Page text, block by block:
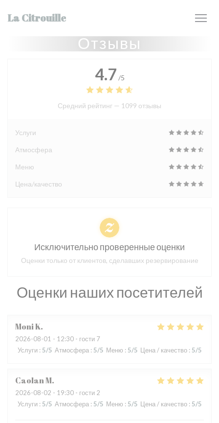
La Citrouille
Отзывы
Оценки наших посетителей
MoniK
2026-08-01 - 12:30 - гости 7
Услуги : 5/5 Атмосфера : 5/5 Меню : 5/5 Цена / качество : 5/5
CaolanM
2026-08-02 - 19:30 - гости 2
Услуги : 5/5 Атмосфера : 5/5 Меню : 5/5 Цена / качество : 5/5
4.7 /5
Средний рейтинг — 1099 отзывы
Услуги
Атмосфера
Меню
Цена/качество
Исключительно проверенные оценки
Оценки только от клиентов, сделавших резервирование